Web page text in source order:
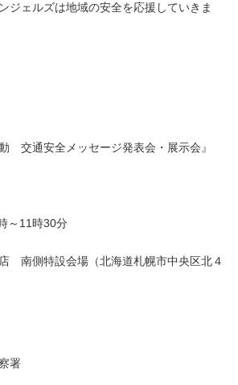
ジェルズは地域の安全を応援していきま
交通安全メッセージ発表会・展示会』
～ 11時30分
南側特設会場（北海道札幌市中央区北４
署